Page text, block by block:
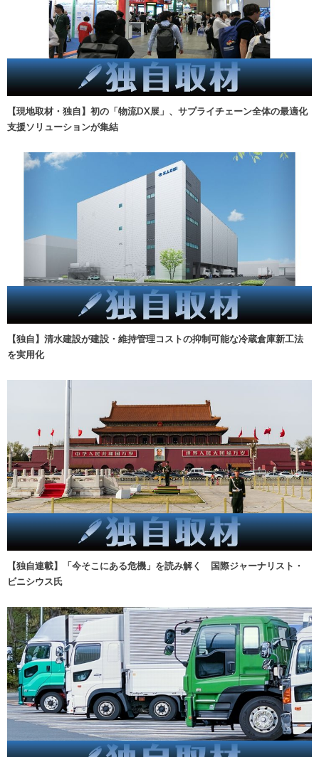
【現地取材・独自】初の「物流DX展」、サプライチェーン全体の最適化
支援ソリューションが集結
【独自】清水建設が建設・維持管理コストの抑制可能な冷蔵倉庫新工法
を実用化
【独自連載】「今そこにある危機」を読み解く 国際ジャーナリスト・
ビニシウス氏